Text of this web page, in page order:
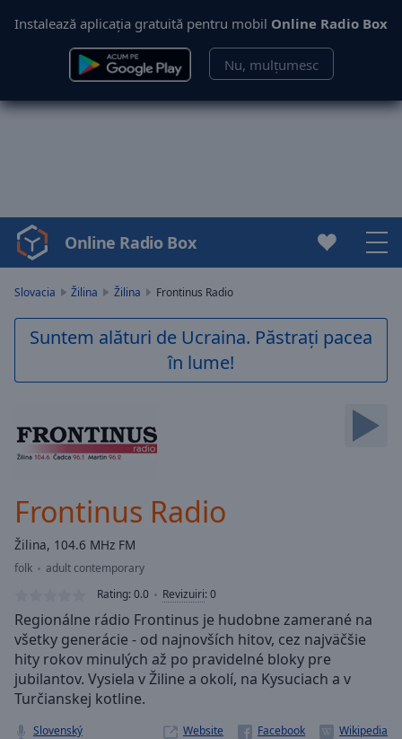
Instalează aplicația gratuită pentru mobil Online Radio Box
Nu, mulțumesc
Video
Player
Play
Video
Skip
Forward
Mute
Loaded
0.00%
Type
LIVE
Seek to
live,
currently
behind
liveLIVE
Remaining
Time-
Online Radio Box
Slovacia Žilina Žilina Frontinus Radio
Suntem alături de Ucraina. Păstrați pacea
în lume!
Frontinus Radio
Žilina, 104.6 MHz FM
folk
adult contemporary
Rating:0.0 Revizuiri:0
Regionálne rádio Frontinus je hudobne zamerané na
všetky generácie - od najnovších hitov, cez najväčšie
hity rokov minulých až po pravidelné bloky pre
jubilantov. Vysiela v Žiline a okolí, na Kysuciach a v
Turčianskej kotline.
Slovenský Website